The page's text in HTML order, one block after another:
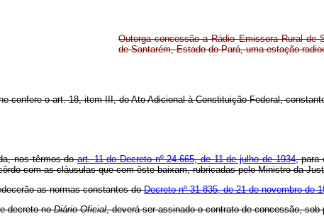
Outorga concessão a Rádio Emissora Rural de
de Santarém, Estado do Pará, uma estação
confere o art. 18, item III, do Ato Adicional à Constituição Federal,
nos têrmos doart. 11 do Decreto nº 24.665, de 11 de julho de 1934, para
com as cláusulas que com êste baixam, rubricadas pelo Ministro da
as normas constantes doDecreto nº 31.835, de 21 de novembro de
decreto noDiário Oficial, deverá ser assinado o contrato de concessão,